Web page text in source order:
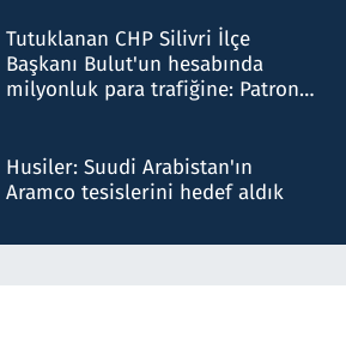
Tutuklanan CHP Silivri İlçe
Başkanı Bulut'un hesabında
milyonluk para trafiğine: Patron
Husiler: Suudi Arabistan'ın
Aramco tesislerini hedef aldık